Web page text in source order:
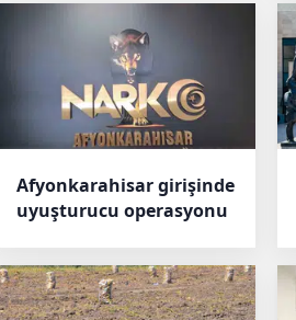
Afyonkarahisar girişinde
uyuşturucu operasyonu